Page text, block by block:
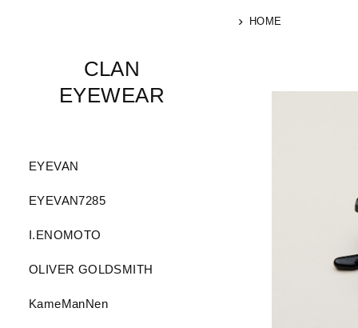
CLAN
EYEWEAR
EYEVAN
EYEVAN7285
I.ENOMOTO
OLIVER GOLDSMITH
KameManNen
HOME